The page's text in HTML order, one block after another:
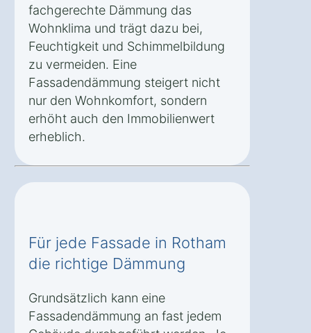
fachgerechte Dämmung das
Wohnklima und trägt dazu bei,
Feuchtigkeit und Schimmelbildung
zu vermeiden. Eine
Fassadendämmung steigert nicht
nur den Wohnkomfort, sondern
erhöht auch den Immobilienwert
erheblich.
Für jede Fassade in Rotham
die richtige Dämmung
Grundsätzlich kann eine
Fassadendämmung an fast jedem